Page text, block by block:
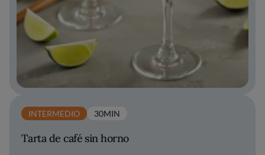
INTERMEDIO 30MIN
Tarta de café sin horno